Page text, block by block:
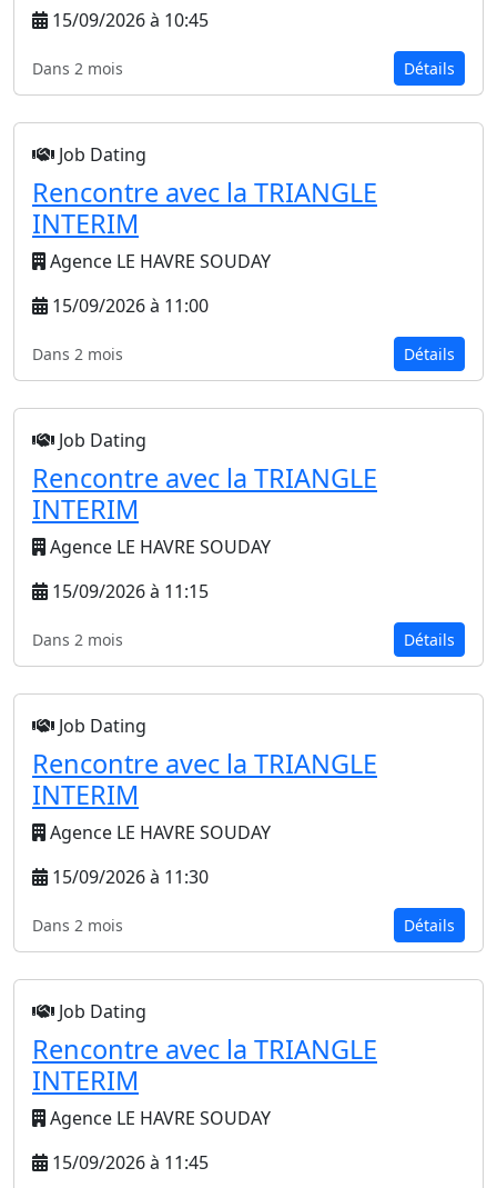
15/09/2026 à 10:45
Dans 2 mois Détails
Job Dating
Rencontre avec la TRIANGLE
INTERIM
Agence LE HAVRE SOUDAY
15/09/2026 à 11:00
Dans 2 mois Détails
Job Dating
Rencontre avec la TRIANGLE
INTERIM
Agence LE HAVRE SOUDAY
15/09/2026 à 11:15
Dans 2 mois Détails
Job Dating
Rencontre avec la TRIANGLE
INTERIM
Agence LE HAVRE SOUDAY
15/09/2026 à 11:30
Dans 2 mois Détails
Job Dating
Rencontre avec la TRIANGLE
INTERIM
Agence LE HAVRE SOUDAY
15/09/2026 à 11:45